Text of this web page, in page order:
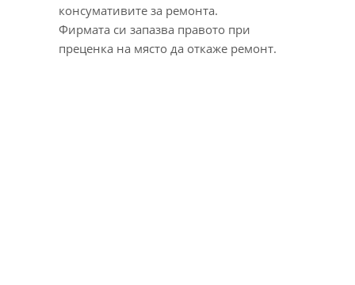
консумативите за ремонта.
Фирмата си запазва правото при
преценка на място да откаже ремонт.